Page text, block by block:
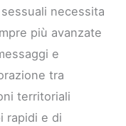
necessita
più avanzate
e
tra
territoriali
rapidi e di